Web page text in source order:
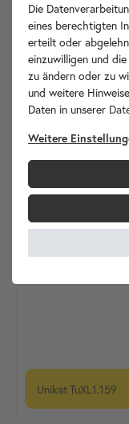
UnikatTuXL1.159
Die
eines berechtigten
erteilt oder
einzuwilligen und
zu ändern oder zu
und weitere
Daten in unserer
Weitere